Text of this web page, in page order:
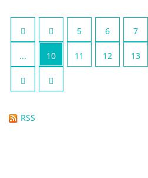
5 6 7
... 10 11 12 13
RSS